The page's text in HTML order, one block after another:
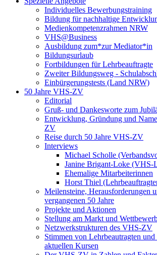
Individuelles Bewerbungstraining
Bildung für nachhaltige
Medienkompetenzrahmen NRW
VHS@Business
Ausbildung zum*zur Mediator*in
Bildungsurlaub
Fortbildungen für Lehrbeauftragte
Zweiter Bildungsweg -
Einbürgerungstests (Land NRW)
50 Jahre VHS-ZV
Editorial
Gruß- und Dankesworte zum
Entwicklung, Gründung und
ZV
Reise durch 50 Jahre VHS-ZV
Interviews
Michael Scholle
Janine Brigant-Loke (VHS-
Ehemalige Mitarbeiterinnen
Horst Thiel
Meilensteine, Herausforderungen
vergangenen 50 Jahre
Projekte und Aktionen
Stellung am Markt und
Netzwerkstrukturen des VHS-ZV
Stimmen von Lehrbeautragten und
aktuellen Kursen